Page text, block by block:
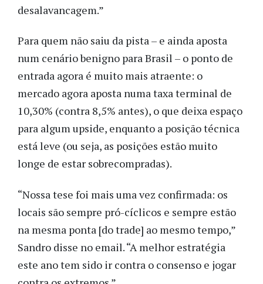
desalavancagem.”
Para quem não saiu da pista – e ainda aposta
num cenário benigno para Brasil – o ponto de
entrada agora é muito mais atraente: o
mercado agora aposta numa taxa terminal de
10,30% (contra 8,5% antes), o que deixa espaço
para algum upside, enquanto a posição técnica
está leve (ou seja, as posições estão muito
longe de estar sobrecompradas).
“Nossa tese foi mais uma vez confirmada: os
locais são sempre pró-cíclicos e sempre estão
na mesma ponta [do trade] ao mesmo tempo,”
Sandro disse no email. “A melhor estratégia
este ano tem sido ir contra o consenso e jogar